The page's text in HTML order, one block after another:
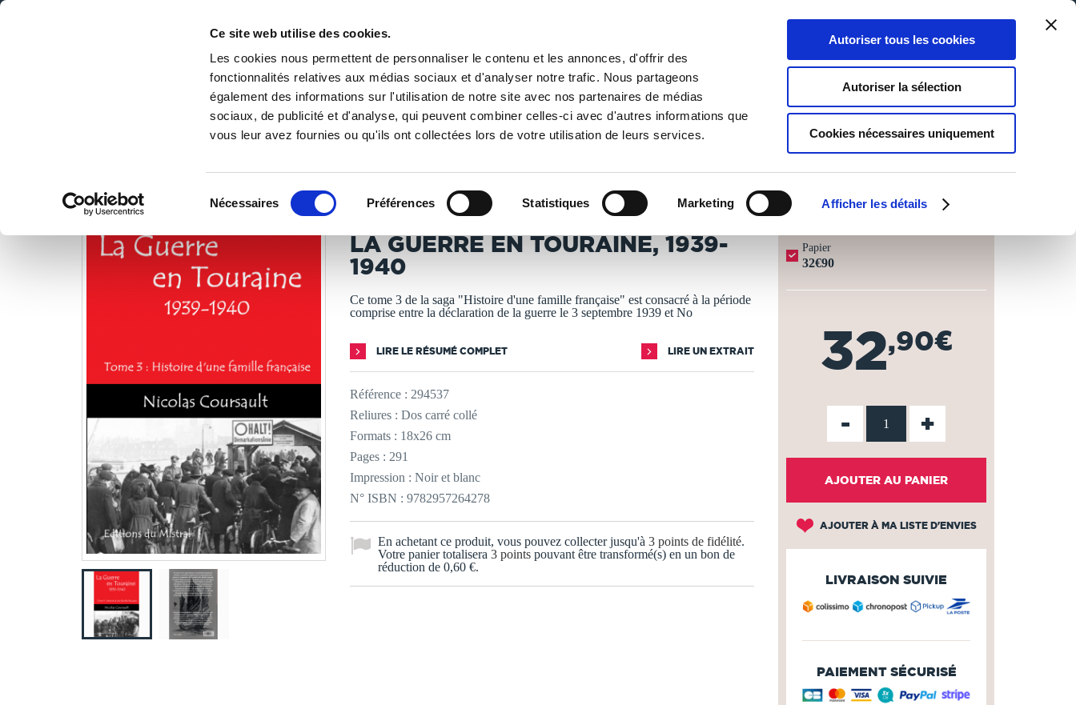
Ce site web utilise des cookies.
Les cookies nous permettent de personnaliser le contenu et les annonces, d'offrir des
fonctionnalités relatives aux médias sociaux et d'analyser notre trafic. Nous partageons
également des informations sur l'utilisation de notre site avec nos partenaires de médias
sociaux, de publicité et d'analyse, qui peuvent combiner celles-ci avec d'autres informations que
vous leur avez fournies ou qu'ils ont collectées lors de votre utilisation de leurs services.
Nécessaires Préférences Statistiques Marketing Afficher les détails
Autoriser tous les cookies
Autoriser la sélection
Cookies nécessaires uniquement
DE LA PAGE BLANCHE... AU BEST SELLER
0
Panier
0
Ma liste
Connexion
PUBLIER UN LIVRE LIBRAIRIE
/ Essais / Essais historiques / La Guerre en Touraine, 1939-1940
LES LIVRES SONT IMPRIMÉS À LA DEMANDE - DÉLAI ACTUEL : 3 À 5 JOURS OUVRÉS ⏱️
Nicolas Coursault
LA GUERRE EN TOURAINE, 1939-
1940
Ce tome 3 de la saga "Histoire d'une famille française" est consacré à la période
comprise entre la déclaration de la guerre le 3 septembre 1939 et No
LIRE LE RÉSUMÉ COMPLET LIRE UN EXTRAIT
Référence : 294537
Reliures : Dos carré collé
Formats : 18x26 cm
Pages : 291
Impression : Noir et blanc
N° ISBN : 9782957264278
En achetant ce produit, vous pouvez collecter jusqu'à 3 points de fidélité.
Votre panier totalisera 3 points pouvant être transformé(s) en un bon de
réduction de 0,60 €.
Papier
32€90
32,90€
- +
AJOUTER AU PANIER
AJOUTER À MA LISTE D'ENVIES
LIVRAISON SUIVIE
PAIEMENT SÉCURISÉ